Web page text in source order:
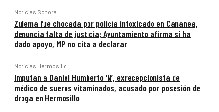
Noticias Sonora
Zulema fue chocada por policía intoxicado en Cananea,
denuncia falta de justicia; Ayuntamiento afirma sí ha
dado apoyo, MP no cita a declarar
Noticias Hermosillo
Imputan a Daniel Humberto ‘N’, exrecepcionista de
médico de sueros vitaminados, acusado por posesión de
droga en Hermosillo